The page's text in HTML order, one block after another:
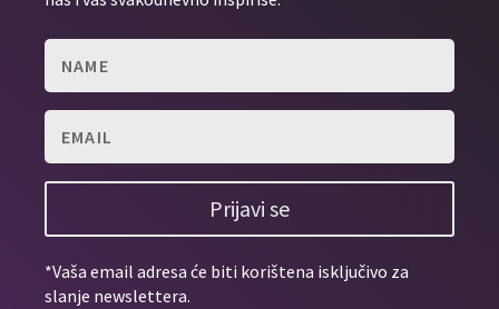
Prijavi se
*Vaša email adresa će biti korištena isključivo za
slanje newslettera.